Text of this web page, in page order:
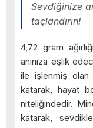
Sevdiğinize
taçlandırın!
4,72 gram
anınıza eşlik
ile işlenmiş olan
katarak, hayat
niteliğindedir.
katarak,